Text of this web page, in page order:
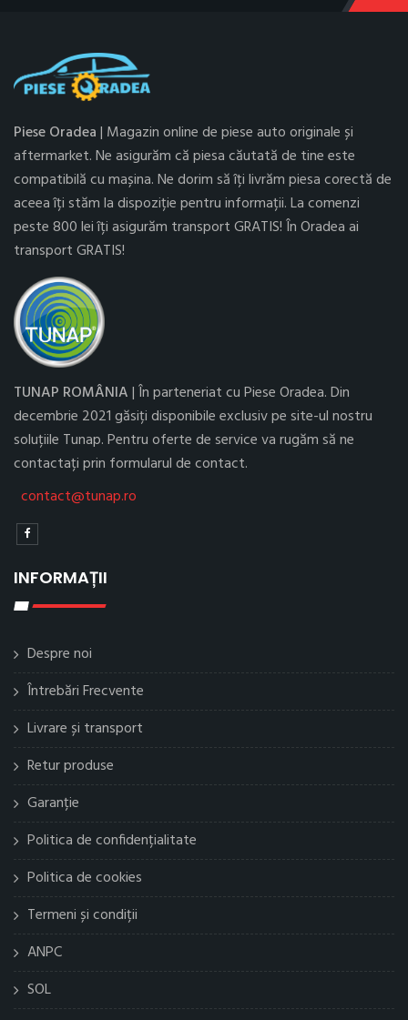
Piese Oradea| Magazin online de piese auto originale și
aftermarket. Ne asigurăm că piesa căutată de tine este
compatibilă cu mașina. Ne dorim să îți livrăm piesa corectă de
aceea îți stăm la dispoziție pentru informații. La comenzi
peste 800 lei îți asigurăm transport GRATIS! În Oradea ai
transport GRATIS!
TUNAP ROMÂNIA| În parteneriat cu Piese Oradea. Din
decembrie 2021 găsiți disponibile exclusiv pe site-ul nostru
soluțiile Tunap. Pentru oferte de service va rugăm să ne
contactați prin formularul de contact.
contact@tunap.ro
INFORMAȚII
Despre noi
Întrebări Frecvente
Livrare și transport
Retur produse
Garanție
Politica de confidențialitate
Politica de cookies
Termeni și condiții
ANPC
SOL